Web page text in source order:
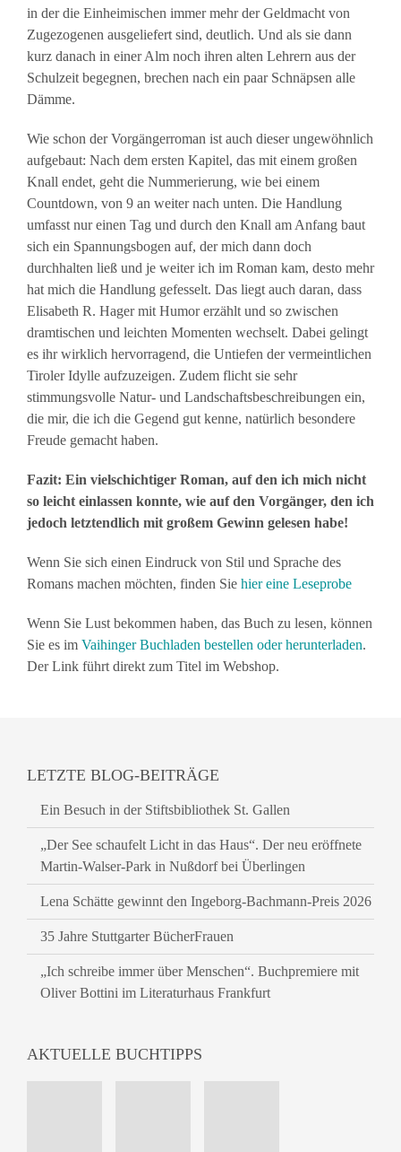
in der die Einheimischen immer mehr der Geldmacht von
Zugezogenen ausgeliefert sind, deutlich. Und als sie dann
kurz danach in einer Alm noch ihren alten Lehrern aus der
Schulzeit begegnen, brechen nach ein paar Schnäpsen alle
Dämme.
Wie schon der Vorgängerroman ist auch dieser ungewöhnlich
aufgebaut: Nach dem ersten Kapitel, das mit einem großen
Knall endet, geht die Nummerierung, wie bei einem
Countdown, von 9 an weiter nach unten. Die Handlung
umfasst nur einen Tag und durch den Knall am Anfang baut
sich ein Spannungsbogen auf, der mich dann doch
durchhalten ließ und je weiter ich im Roman kam, desto mehr
hat mich die Handlung gefesselt. Das liegt auch daran, dass
Elisabeth R. Hager mit Humor erzählt und so zwischen
dramtischen und leichten Momenten wechselt. Dabei gelingt
es ihr wirklich hervorragend, die Untiefen der vermeintlichen
Tiroler Idylle aufzuzeigen. Zudem flicht sie sehr
stimmungsvolle Natur- und Landschaftsbeschreibungen ein,
die mir, die ich die Gegend gut kenne, natürlich besondere
Freude gemacht haben.
Fazit: Ein vielschichtiger Roman, auf den ich mich nicht
so leicht einlassen konnte, wie auf den Vorgänger, den ich
jedoch letztendlich mit großem Gewinn gelesen habe!
Wenn Sie sich einen Eindruck von Stil und Sprache des
Romans machen möchten, finden Sie hier eine Leseprobe
Wenn Sie Lust bekommen haben, das Buch zu lesen, können
Sie es im Vaihinger Buchladen bestellen oder herunterladen.
Der Link führt direkt zum Titel im Webshop.
LETZTE BLOG-BEITRÄGE
Ein Besuch in der Stiftsbibliothek St. Gallen
„Der See schaufelt Licht in das Haus“. Der neu eröffnete
Martin-Walser-Park in Nußdorf bei Überlingen
Lena Schätte gewinnt den Ingeborg-Bachmann-Preis 2026
35 Jahre Stuttgarter BücherFrauen
„Ich schreibe immer über Menschen“. Buchpremiere mit
Oliver Bottini im Literaturhaus Frankfurt
AKTUELLE BUCHTIPPS